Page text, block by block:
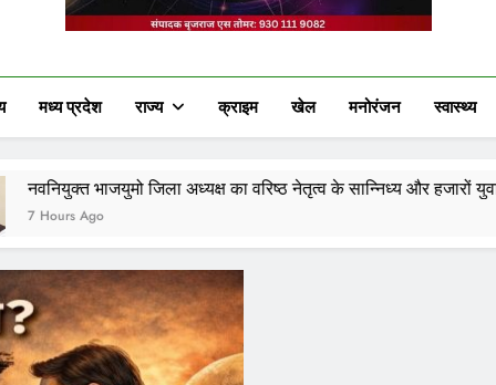
Yug Kranti |
मध्य प्रदेश राज्य क्राइम खेल मनोरंजन स्वास्थ्य
अध्यक्ष का वरिष्ठ नेतृत्व के सान्निध्य और हजारों युवाओं के समक्ष पदभार